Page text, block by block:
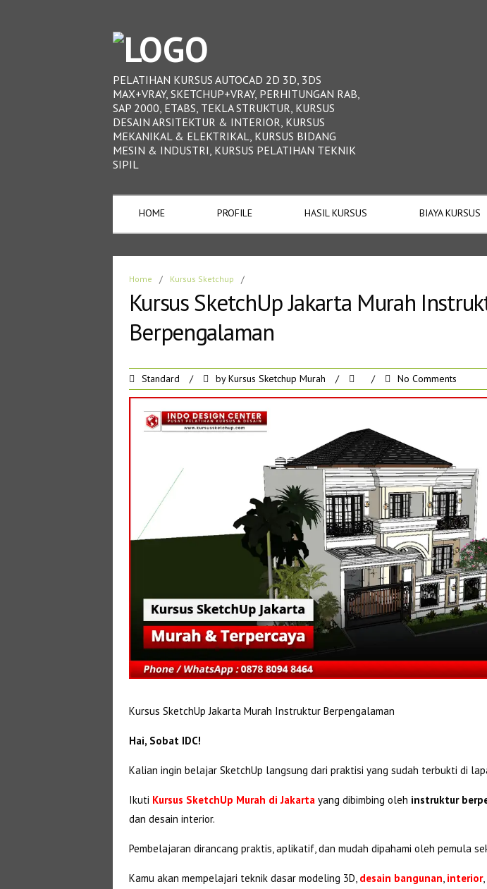
PELATIHAN KURSUS AUTOCAD 2D 3D, 3DS
MAX+VRAY, SKETCHUP+VRAY, PERHITUNGAN RAB,
SAP 2000, ETABS, TEKLA STRUKTUR, KURSUS
DESAIN ARSITEKTUR & INTERIOR, KURSUS
MEKANIKAL & ELEKTRIKAL, KURSUS BIDANG
MESIN & INDUSTRI, KURSUS PELATIHAN TEKNIK
SIPIL
HOME PROFILE HASIL KURSUS BIAYA KURSUS
Home / Kursus Sketchup /
Kursus SketchUp Jakarta Murah
Berpengalaman
Standard / byKursus Sketchup Murah / / No Comments
Kursus SketchUp Jakarta Murah Instruktur Berpengalaman
Hai, Sobat IDC!
Kalian ingin belajar SketchUp langsung dari praktisi yang sudah terbukti di
Ikuti Kursus SketchUp Murah di Jakarta yang dibimbing oleh instruktur
dan desain interior.
Pembelajaran dirancang praktis, aplikatif, dan mudah dipahami oleh pemula
Kamu akan mempelajari teknik dasar modeling 3D, desain bangunan interior